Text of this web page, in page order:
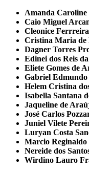
Amanda Caroline
Caio Miguel
Cleonice
Cristina Maria de
Dagner Torres
Edinei dos Reis
Eliete Gomes de
Gabriel Edmundo
Helem Cristina
Isabella Santana
Jaqueline de
José Carlos
Juniel Vilete
Luryan Costa
Marcio Reginaldo
Nereide dos
Wirdino Lauro